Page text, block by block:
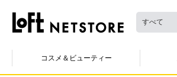
すべて
コスメ＆ビューティー